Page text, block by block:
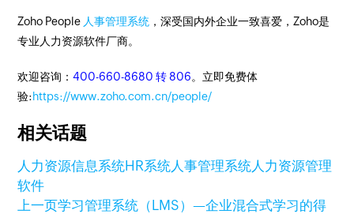
Zoho People 人事管理系统 ，深受国内外企业一致喜爱，Zoho是
专业人力资源软件厂商。
欢迎咨询：400-660-8680 转 806。立即免费体
验:https://www.zoho.com.cn/people/
相关话题
人力资源信息系统HR系统人事管理系统人力资源管理
软件
上一页学习管理系统（LMS）—企业混合式学习的得